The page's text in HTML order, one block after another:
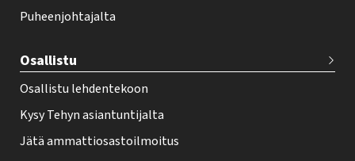
t
r
Puheenjohtajalta
Osallistu
Osallistu lehdentekoon
Kysy Tehyn asiantuntijalta
Jätä ammattiosastoilmoitus